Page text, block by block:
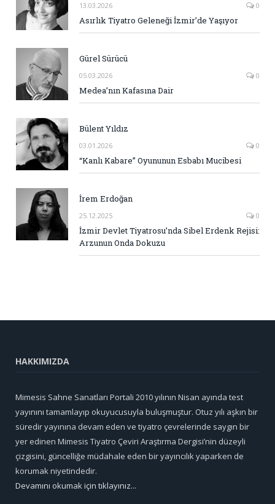
13.03.2026 0
Asırlık Tiyatro Geleneği İzmir’de Yaşıyor
Gürel Sürücü
05.03.2026 0
Medea’nın Kafasına Dair
Bülent Yıldız
03.01.2026 0
“Kanlı Kabare” Oyununun Esbabı Mucibesi
İrem Erdoğan
25.12.2025 0
İzmir Devlet Tiyatrosu’nda Sibel Erdenk Rejisi:
Arzunun Onda Dokuzu
HAKKIMIZDA
Mimesis Sahne Sanatları Portali 2010 yılının Nisan ayında test
yayınını tamamlayıp okuyucusuyla buluşmuştur. Otuz yılı aşkın bir
süredir yayınına devam eden ve tiyatro çevrelerinde saygın bir
yer edinen Mimesis Tiyatro Çeviri Araştırma Dergisi’nin düzeyli
çizgisini, güncelliğe müdahale eden bir yayıncılık yaparken de
korumak niyetindedir.
Devamını okumak için tıklayınız...